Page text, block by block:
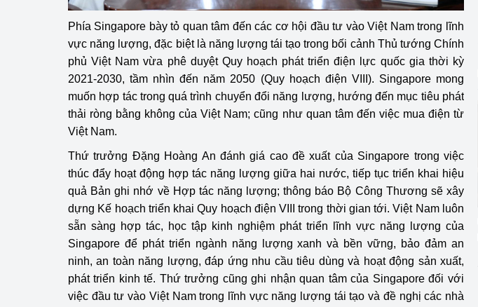
Phía Singapore bày tỏ quan tâm đến các cơ hội đầu tư vào Việt Nam trong lĩnh
vực năng lượng, đặc biệt là năng lượng tái tạo trong bối cảnh Thủ tướng Chính
phủ Việt Nam vừa phê duyệt Quy hoạch phát triển điện lực quốc gia thời kỳ
2021-2030, tầm nhìn đến năm 2050 (Quy hoạch điện VIII). Singapore mong
muốn hợp tác trong quá trình chuyển đổi năng lượng, hướng đến mục tiêu phát
thải ròng bằng không của Việt Nam; cũng như quan tâm đến việc mua điện từ
Việt Nam.
Thứ trưởng Đặng Hoàng An đánh giá cao đề xuất của Singapore trong việc
thúc đẩy hoạt động hợp tác năng lượng giữa hai nước, tiếp tục triển khai hiệu
quả Bản ghi nhớ về Hợp tác năng lượng; thông báo Bộ Công Thương sẽ xây
dựng Kế hoạch triển khai Quy hoạch điện VIII trong thời gian tới. Việt Nam luôn
sẵn sàng hợp tác, học tập kinh nghiệm phát triển lĩnh vực năng lượng của
Singapore để phát triển ngành năng lượng xanh và bền vững, bảo đảm an
ninh, an toàn năng lượng, đáp ứng nhu cầu tiêu dùng và hoạt động sản xuất,
phát triển kinh tế. Thứ trưởng cũng ghi nhận quan tâm của Singapore đối với
việc đầu tư vào Việt Nam trong lĩnh vực năng lượng tái tạo và đề nghị các nhà